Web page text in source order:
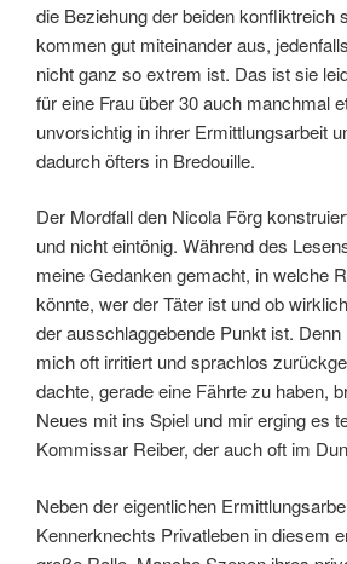
die Beziehung der beiden konfliktreich
kommen gut miteinander aus,
nicht ganz so extrem ist. Das ist sie
für eine Frau über 30 auch manchmal
unvorsichtig in ihrer Ermittlungsarbeit
dadurch öfters in Bredouille.
Der Mordfall den Nicola Förg
und nicht eintönig. Während des
meine Gedanken gemacht, in welche
könnte, wer der Täter ist und ob
der ausschlaggebende Punkt ist.
mich oft irritiert und sprachlos
dachte, gerade eine Fährte zu haben,
Neues mit ins Spiel und mir erging es
Kommissar Reiber, der auch oft im
Neben der eigentlichen
Kennerknechts Privatleben in diesem